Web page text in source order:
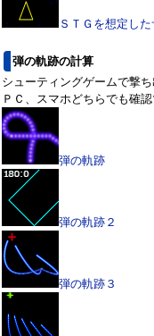
ＳＴＧを想定し
弾の軌跡の計算
シューティングゲームで撃
ＰＣ、スマホどちらでも確
弾の軌跡
弾の軌跡２
弾の軌跡３